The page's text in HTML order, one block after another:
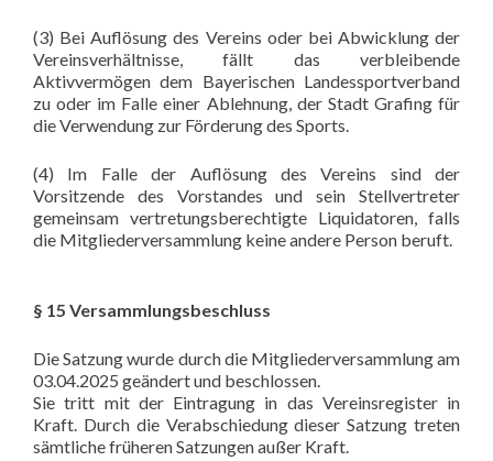
(3) Bei Auflösung des Vereins oder bei Abwicklung der
Vereinsverhältnisse, fällt das verbleibende
Aktivvermögen dem Bayerischen Landessportverband
zu oder im Falle einer Ablehnung, der Stadt Grafing für
die Verwendung zur Förderung des Sports.
(4) Im Falle der Auflösung des Vereins sind der
Vorsitzende des Vorstandes und sein Stellvertreter
gemeinsam vertretungsberechtigte Liquidatoren, falls
die Mitgliederversammlung keine andere Person beruft.
§ 15 Versammlungsbeschluss
Die Satzung wurde durch die Mitgliederversammlung am
03.04.2025 geändert und beschlossen.
Sie tritt mit der Eintragung in das Vereinsregister in
Kraft. Durch die Verabschiedung dieser Satzung treten
sämtliche früheren Satzungen außer Kraft.